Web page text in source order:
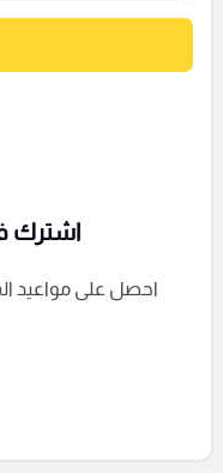
اشترك
احصل على مواعيد